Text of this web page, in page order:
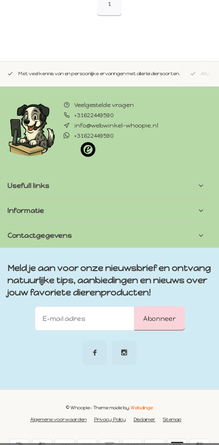
1
Met veel kennis van en persoonlijke ervaringen met allerlei diersoorten. Altijd
Veelgestelde vragen
+31622449590
info@webwinkel-whoopie.nl
+31622449590
Usefull links
Informatie
Contactgegevens
Meld je aan voor onze nieuwsbrief en ontvang
natuurlijke tips, aanbiedingen en nieuws over
jouw favoriete dierenproducten!
Abonneer
Algemene voorwaarden Privacy Policy Disclaimer Sitemap
© Whoopie- Theme made by Webdinge